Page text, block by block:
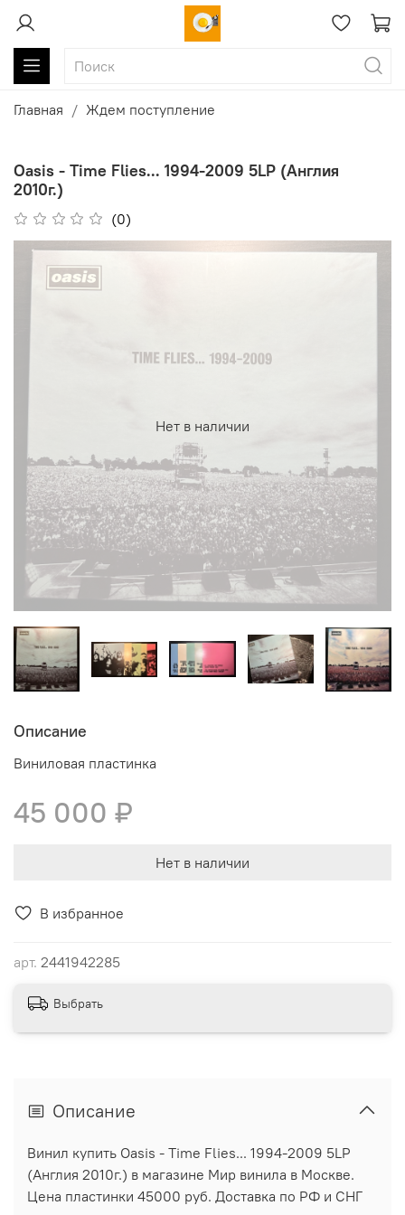
Главная Ждем поступление
Oasis - Time Flies... 1994-2009 5LP (Англия
2010г.)
(0)
В избранное
арт. 2441942285
Нет в наличии
Описание
Виниловая пластинка
45 000 ₽
Нет в наличии
Выбрать
Описание
Винил купить Oasis - Time Flies... 1994-2009 5LP
(Англия 2010г.) в магазине Мир винила в Москве.
Цена пластинки 45000 руб. Доставка по РФ и СНГ